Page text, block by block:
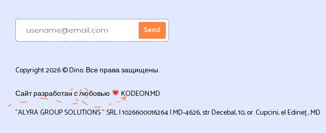
Copyright 2026 © Dino. Все права защищены.
Сайт разработан с любовью
KODEON.MD
”ALYRA GROUP SOLUTIONS ” SRL | 1026600016264 | MD-4626, str Decebal, 10, or. Cupcini, el Edineț , MD